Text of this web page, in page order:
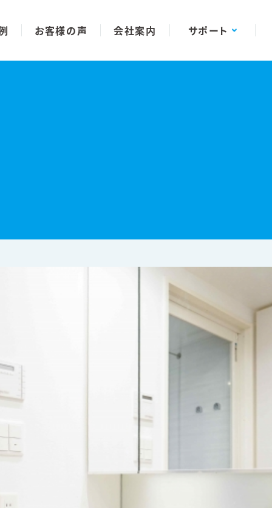
お客様の声 会社案内 サポート